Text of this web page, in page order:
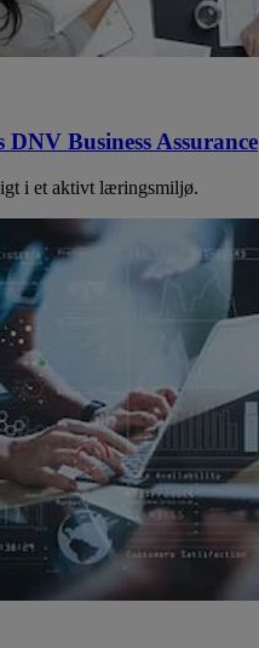
DNV Business Assurance
i et aktivt læringsmiljø.